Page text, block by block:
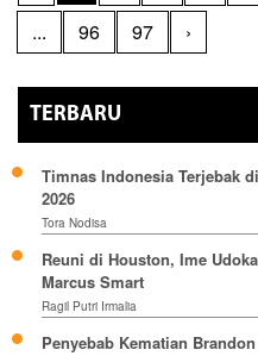
...
96 97 ›
TERBARU
Timnas Indonesia Terjebak
2026
Tora Nodisa
Reuni di Houston, Ime
Marcus Smart
Ragil Putri Irmalia
Penyebab Kematian